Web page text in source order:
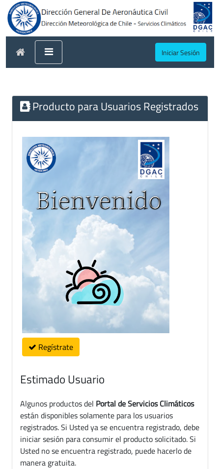
Iniciar Sesión
Producto para Usuarios Registrados
Regístrate
Estimado Usuario
Algunos productos del Portal de Servicios Climáticos
están disponibles solamente para los usuarios
registrados. Si Usted ya se encuentra registrado, debe
iniciar sesión para consumir el producto solicitado. Si
Usted no se encuentra registrado, puede hacerlo de
manera gratuita.